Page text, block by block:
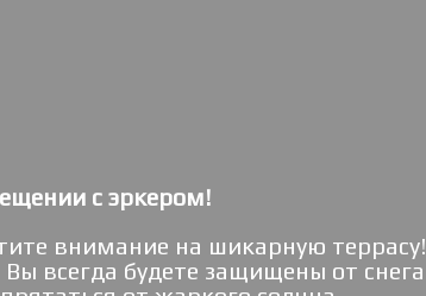
с эркером!
внимание на шикарную
всегда будете защищены от